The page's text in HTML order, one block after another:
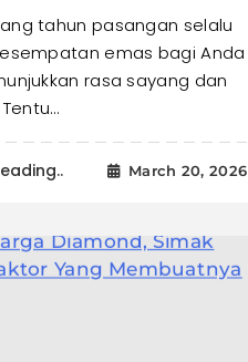
tahun pasangan selalu
emas bagi Anda
rasa sayang dan
March 20, 2026